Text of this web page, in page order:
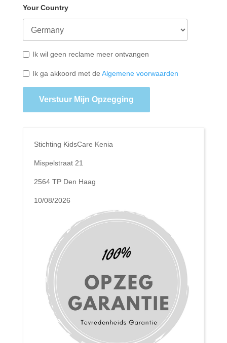
Your Country
Ik wil geen reclame meer ontvangen
Ik ga akkoord met de Algemene voorwaarden
Verstuur Mijn Opzegging
Stichting KidsCare Kenia
Mispelstraat 21
2564 TP Den Haag
10/08/2026